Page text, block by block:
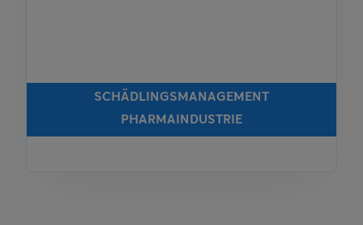
SCHÄDLINGSMANAGEMENT
PHARMAINDUSTRIE